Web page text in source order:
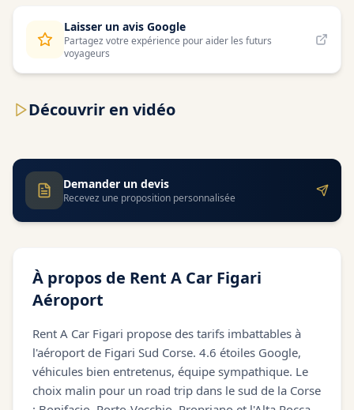
Laisser un avis Google
Partagez votre expérience pour aider les futurs
voyageurs
Découvrir en vidéo
Demander un devis
Recevez une proposition personnalisée
À propos de Rent A Car Figari
Aéroport
Rent A Car Figari propose des tarifs imbattables à
l'aéroport de Figari Sud Corse. 4.6 étoiles Google,
véhicules bien entretenus, équipe sympathique. Le
choix malin pour un road trip dans le sud de la Corse